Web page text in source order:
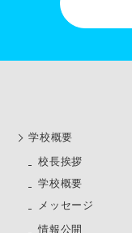
学校概要
校長挨拶
学校概要
メッセージ
情報公開